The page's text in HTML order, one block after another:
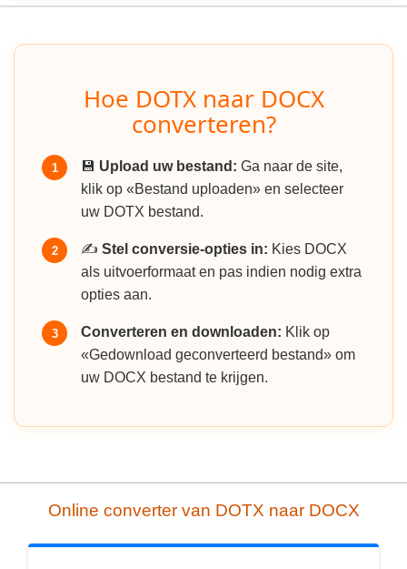
Hoe DOTX naar DOCX
converteren?
1 💾 Upload uw bestand: Ga naar de site,
klik op «Bestand uploaden» en selecteer
uw DOTX bestand.
2 ✍️ Stel conversie-opties in: Kies DOCX
als uitvoerformaat en pas indien nodig extra
opties aan.
3 Converteren en downloaden: Klik op
«Gedownload geconverteerd bestand» om
uw DOCX bestand te krijgen.
Online converter van DOTX naar DOCX